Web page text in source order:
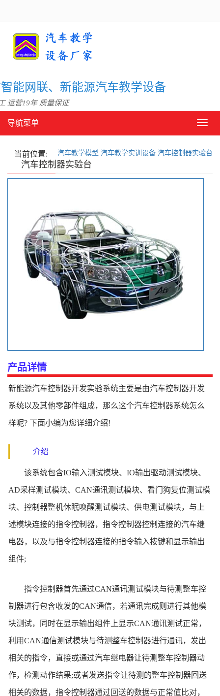
能网联、新能源汽车教学设备
运营19年 质量保证
导
单
导航菜单
当前位置: 汽车教学模型 汽车教学实训设备 汽车控制器实验台
汽车控制器实验台
产品详情
新能源汽车控制器开发实验系统主要是由汽车控制器开发
系统以及其他零部件组成，那么这个汽车控制器系统怎么
样呢? 下面小编为您详细介绍!
介绍
该系统包含IO输入测试模块、IO输出驱动测试模块、
AD采样测试模块、CAN通讯测试模块、看门狗复位测试模
块、控制器整机休眠唤醒测试模块、供电测试模块，与上
述模块连接的指令控制器，指令控制器控制连接的汽车继
电器，以及与指令控制器连接的指令输入按键和显示输出
组件;
指令控制器首先通过CAN通讯测试模块与待测整车控
制器进行包含收发的CAN通信，若通讯完成则进行其他模
块测试，同时在显示输出组件上显示CAN通讯测试正常，
利用CAN通信测试模块与待测整车控制器进行通讯，发出
相关的指令，直接或通过汽车继电器让待测整车控制器动
作，检测动作结果;或者发送指令让待测的整车控制器回送
相关的数据，指令控制器通过回送的数据与正常值比对，